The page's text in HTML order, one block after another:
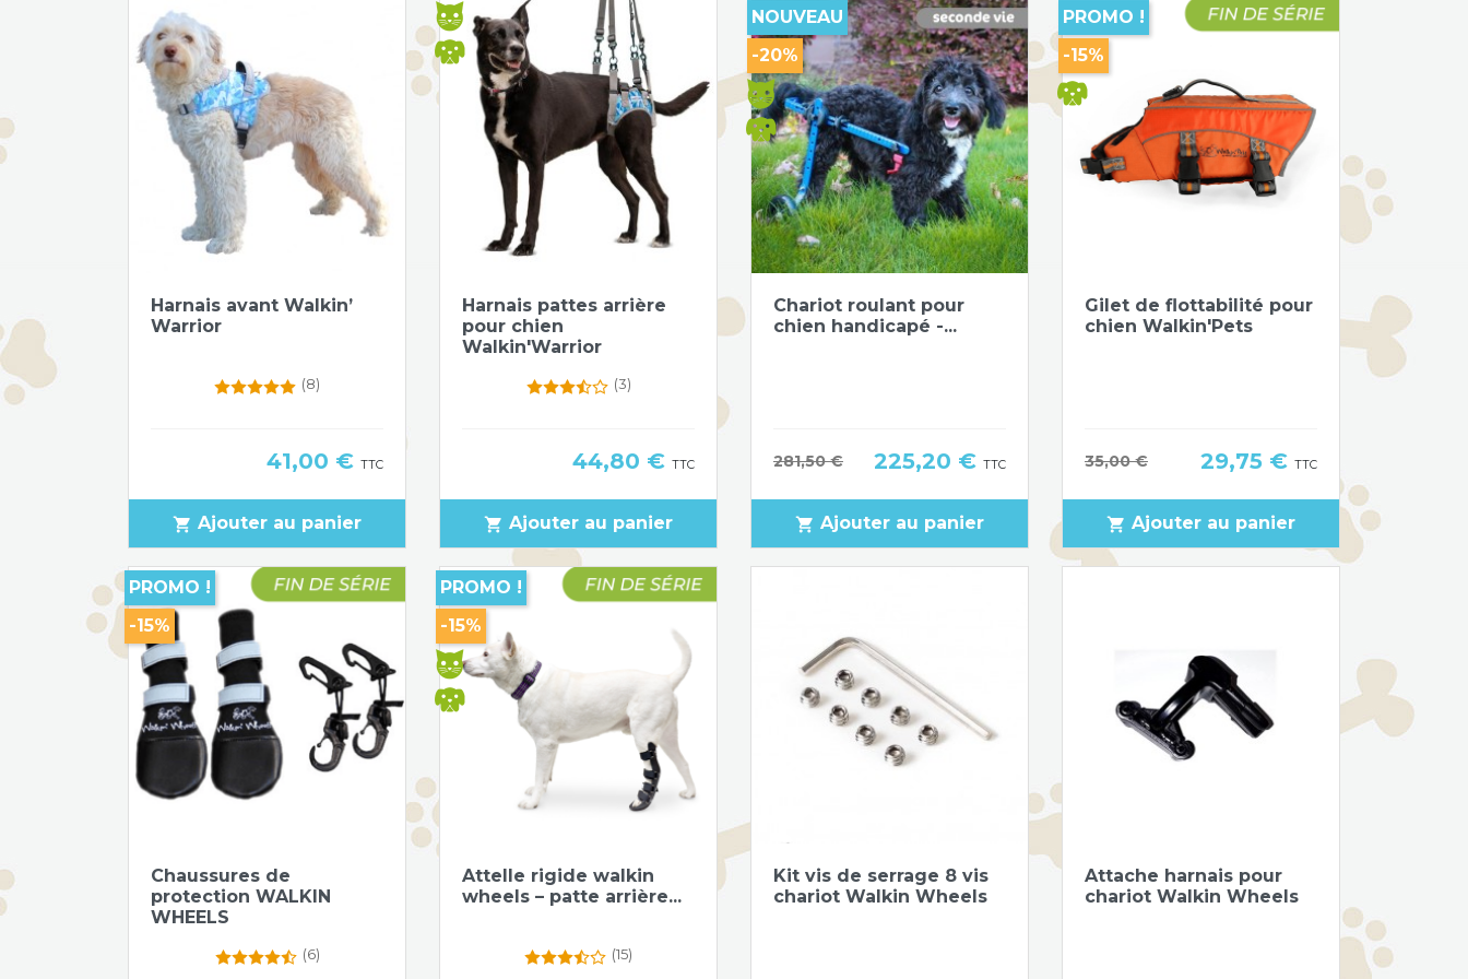
 Aperçu rapide
Harnais avant Walkin’
Warrior
(8)
Prix
41,00 € TTC
shopping_cart Ajouter au panier
 Aperçu rapide
Harnais pattes arrière
pour chien
Walkin'Warrior
(3)
Prix
44,80 € TTC
shopping_cart Ajouter au panier
Aperçu rapide
Chariot roulant pour
chien handicapé -...
Prix de base
281,50 € Prix
225,20 € TTC
shopping_cart Ajouter au panier
NOUVEAU
-20%
 Aperçu rapide
Gilet de flottabilité pour
chien Walkin'Pets
Prix de base
35,00 € Prix
29,75 € TTC
shopping_cart Ajouter au panier
PROMO !
-15%
Aperçu rapide
Chaussures de
protection WALKIN
WHEELS
(6)
PROMO !
-15%
Aperçu rapide
Attelle rigide walkin
wheels – patte arrière...
(15)
PROMO !
-15%
Aperçu rapide
Kit vis de serrage 8 vis
chariot Walkin Wheels
 Aperçu rapide
Attache harnais pour
chariot Walkin Wheels